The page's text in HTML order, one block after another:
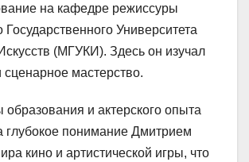
на кафедре режиссуры
Государственного Университета
(МГУКИ). Здесь он изучал
сценарное мастерство.
образования и актерского опыта
глубокое понимание Дмитрием
кино и артистической игры, что